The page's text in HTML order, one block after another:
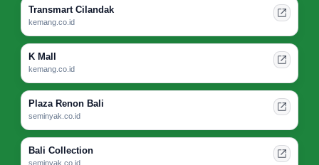
Transmart Cilandak
kemang.co.id
K Mall
kemang.co.id
Plaza Renon Bali
seminyak.co.id
Bali Collection
seminyak.co.id